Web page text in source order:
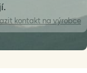
kontakt na výrobce